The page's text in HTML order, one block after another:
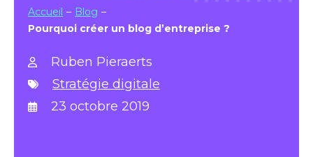
Accueil
Blog
Pourquoi créer un blog d’entreprise ?
Ruben Pieraerts
Stratégie digitale
23 octobre 2019